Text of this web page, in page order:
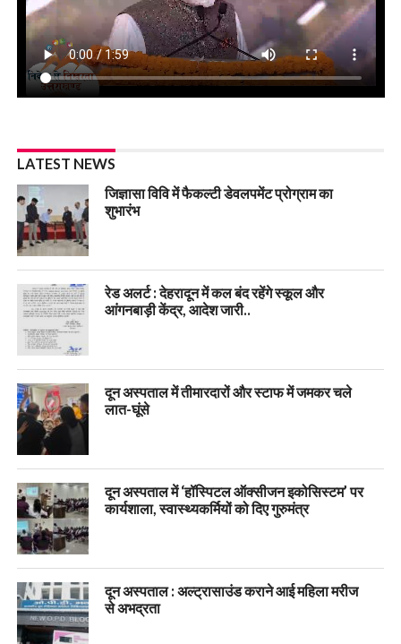
LATEST NEWS
जिज्ञासा विवि में फैकल्टी डेवलपमेंट प्रोग्राम का
शुभारंभ
रेड अलर्ट : देहरादून में कल बंद रहेंगे स्कूल और
आंगनबाड़ी केंद्र, आदेश जारी..
दून अस्पताल में तीमारदारों और स्टाफ में जमकर चले
लात-घूंसे
दून अस्पताल में ‘हॉस्पिटल ऑक्सीजन इकोसिस्टम’ पर
कार्यशाला, स्वास्थ्यकर्मियों को दिए गुरुमंत्र
दून अस्पताल : अल्ट्रासाउंड कराने आई महिला मरीज
से अभद्रता